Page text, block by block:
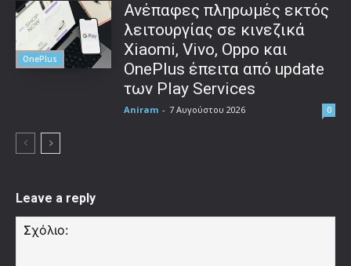
OnePlus
Ανέπαφες πληρωμές εκτός
λειτουργίας σε κινεζικά
Xiaomi, Vivo, Oppo και
OnePlus έπειτα από update
των Play Services
Aniram - 7 Αυγούστου 2026 0
Leave a reply